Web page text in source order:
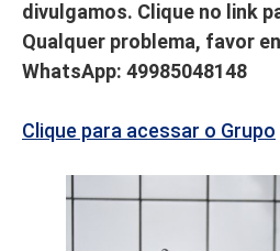
divulgamos. Clique no link
Qualquer problema, favor
WhatsApp: 49985048148
Clique para acessar o Grupo